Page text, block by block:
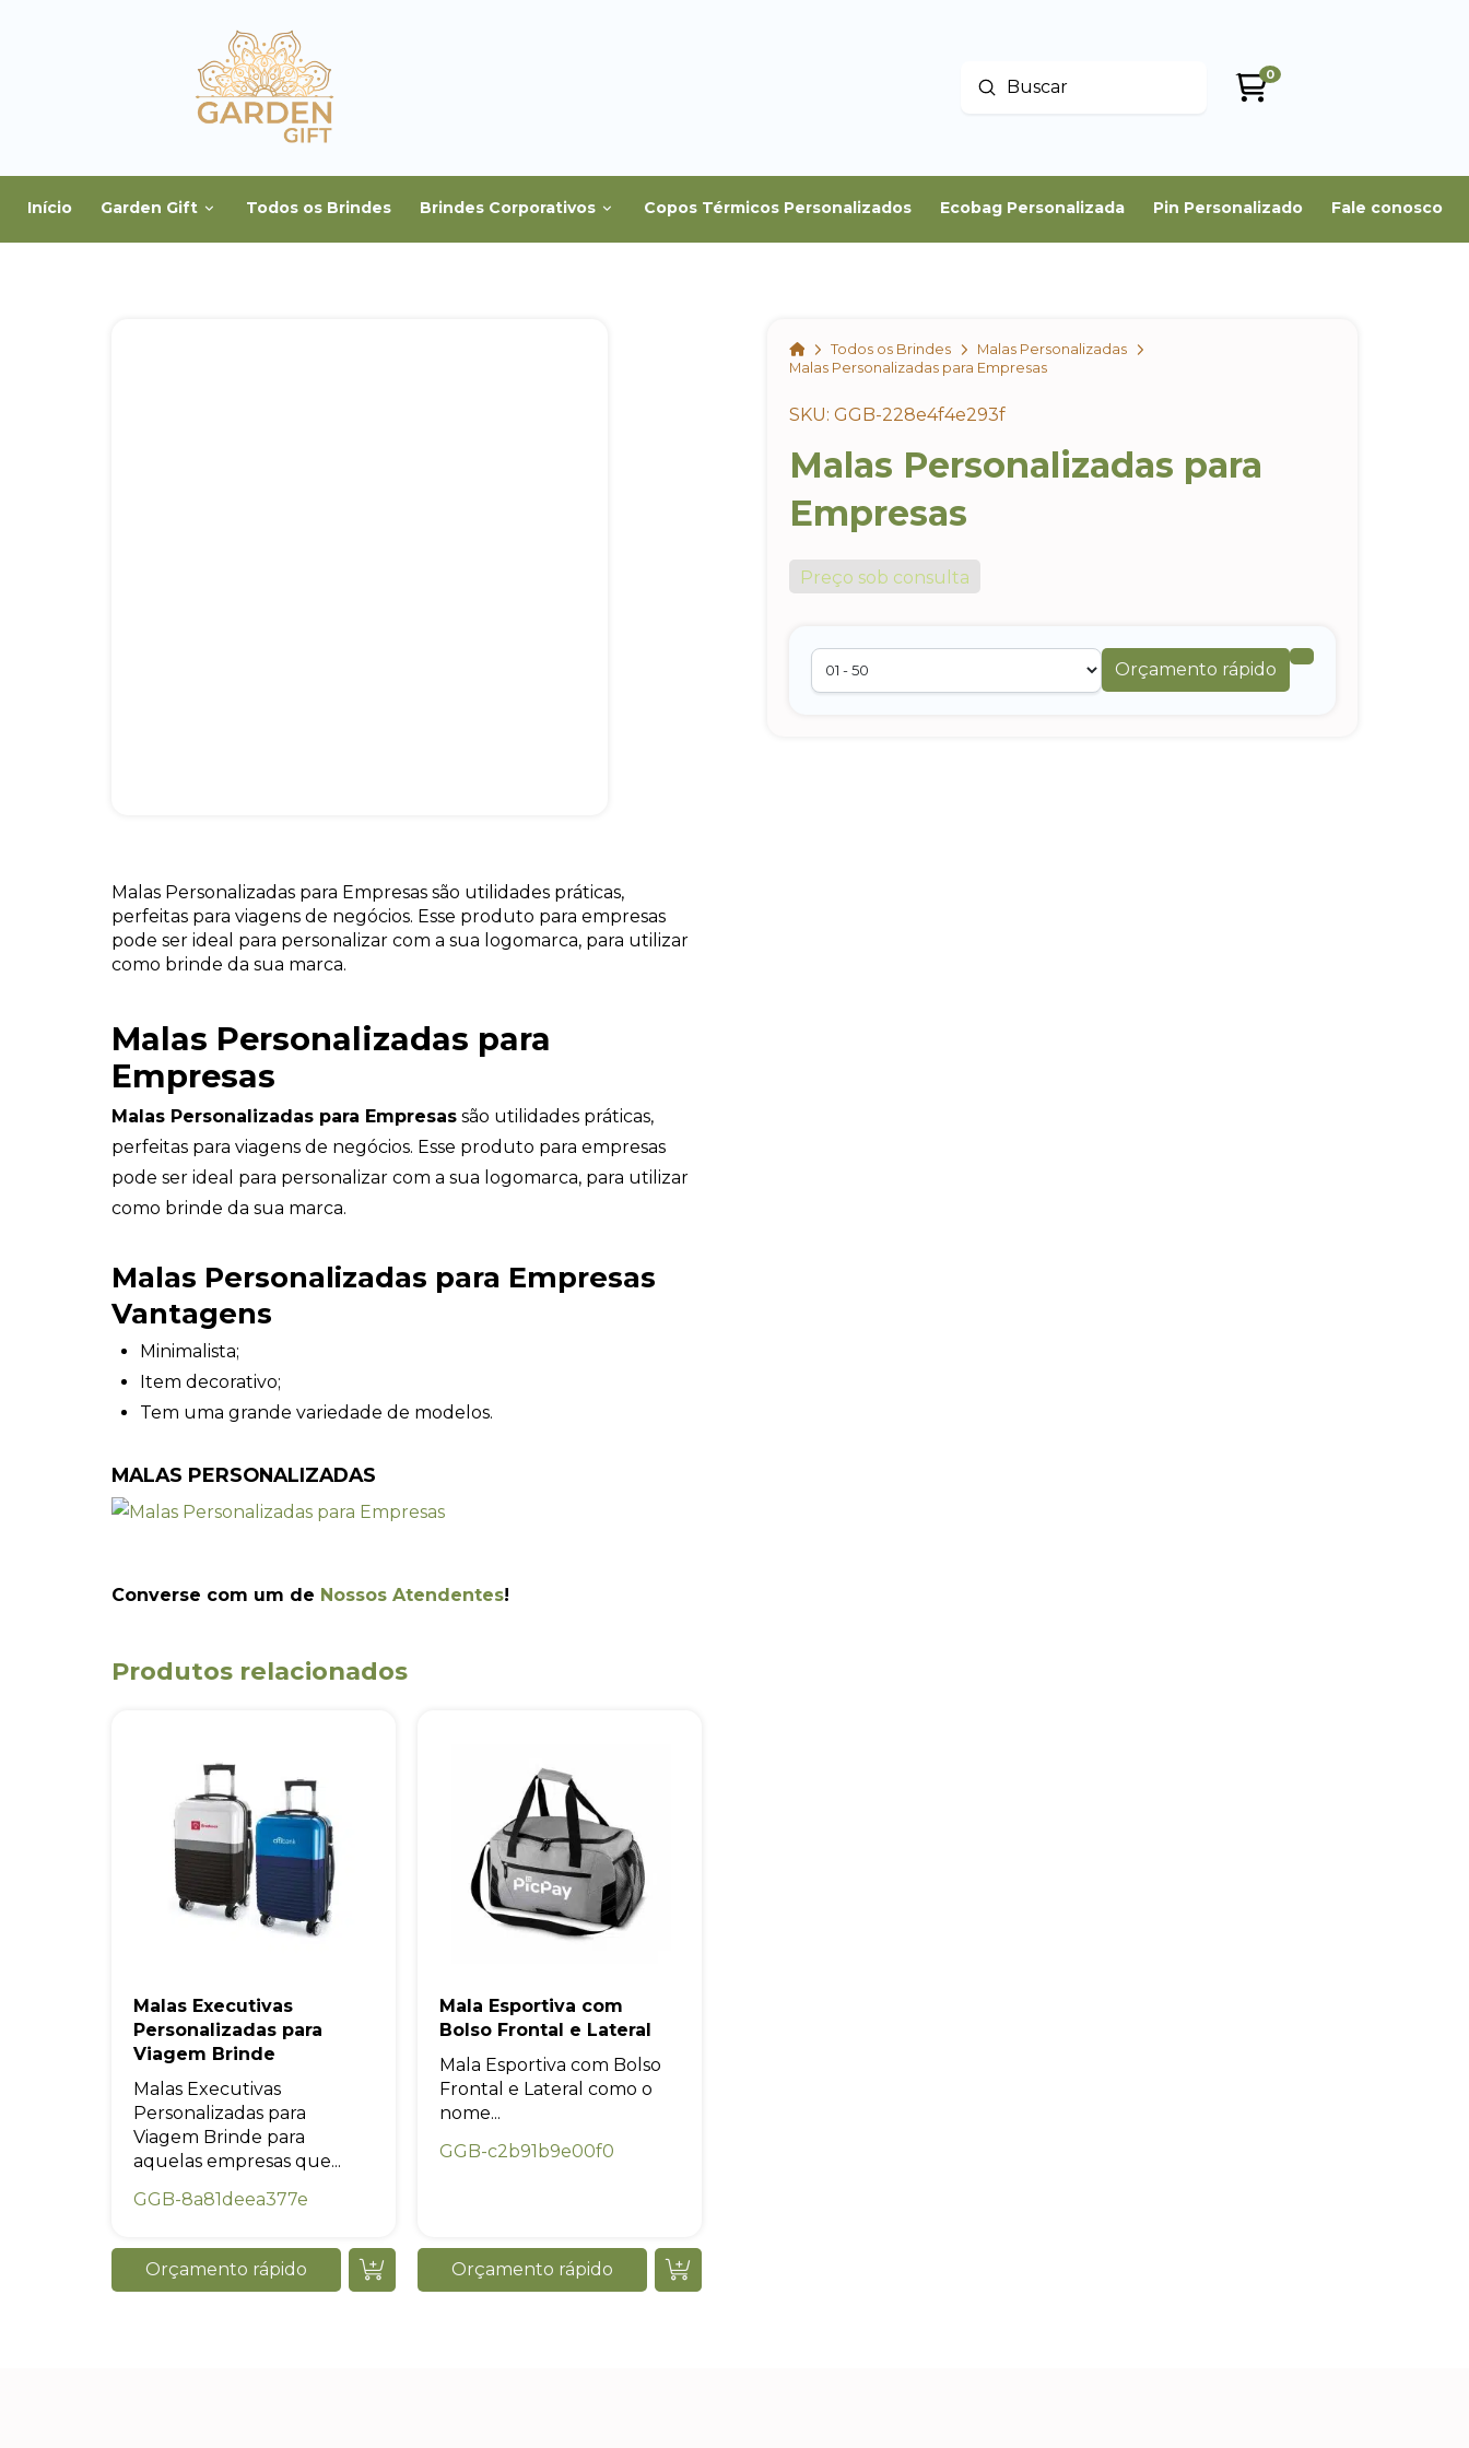
Buscar
Enviar
0
Início Garden Gift Todos os Brindes Brindes Corporativos Copos Térmicos Personalizados Ecobag Personalizada Pin Personalizado Fale conosco
HomeTodos os Brindes
Malas Personalizadas
Malas Personalizadas para Empresas
SKU: GGB-228e4f4e293f
Malas Personalizadas para
Empresas
Preço sob consulta
Orçamento rápido
Malas Personalizadas para Empresas são utilidades práticas,
perfeitas para viagens de negócios. Esse produto para empresas
pode ser ideal para personalizar com a sua logomarca, para utilizar
como brinde da sua marca.
Malas Personalizadas para
Empresas
Malas Personalizadas para Empresas são utilidades práticas,
perfeitas para viagens de negócios. Esse produto para empresas
pode ser ideal para personalizar com a sua logomarca, para utilizar
como brinde da sua marca.
Malas Personalizadas para Empresas
Vantagens
Minimalista;
Item decorativo;
Tem uma grande variedade de modelos.
MALAS PERSONALIZADAS
Converse com um de Nossos Atendentes!
Produtos relacionados
Malas Executivas
Personalizadas para
Viagem Brinde
Malas Executivas
Personalizadas para
Viagem Brinde para
aquelas empresas que...
GGB-8a81deea377e
Orçamento rápido
Mala Esportiva com
Bolso Frontal e Lateral
Mala Esportiva com Bolso
Frontal e Lateral como o
nome...
GGB-c2b91b9e00f0
Orçamento rápido
Eu concordo em receber comunicações.
A nossa empresa está comprometida a proteger e respeitar sua
privacidade, utilizaremos seus dados apenas para fins de
marketing. Você pode alterar suas preferências a qualquer
momento.